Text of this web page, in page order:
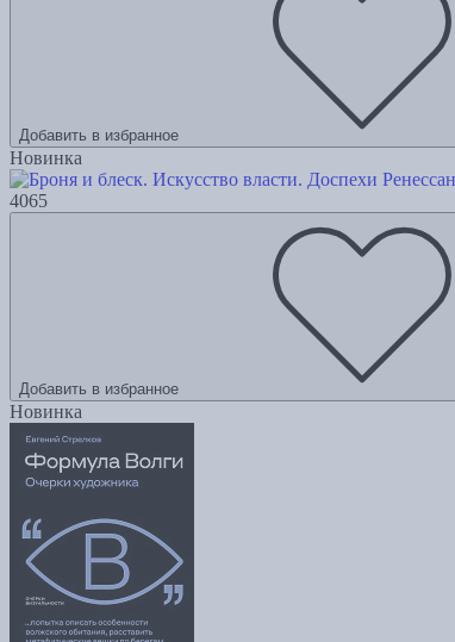
Добавить в избранное
Новинка
4065
Добавить в избранное
Новинка